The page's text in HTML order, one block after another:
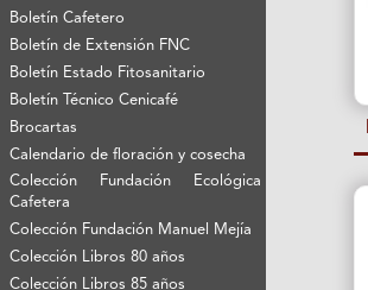
Boletín Cafetero
Boletín de Extensión FNC
Boletín Estado Fitosanitario
Boletín Técnico Cenicafé
Brocartas
Calendario de floración y cosecha
Colección Fundación Ecológica
Cafetera
Colección Fundación Manuel Mejía
Colección Libros 80 años
Colección Libros 85 años